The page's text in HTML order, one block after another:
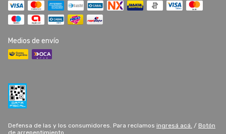
Medios de envío
Defensa de las y los consumidores. Para reclamos ingresá acá. / Botón
de arrepentimiento